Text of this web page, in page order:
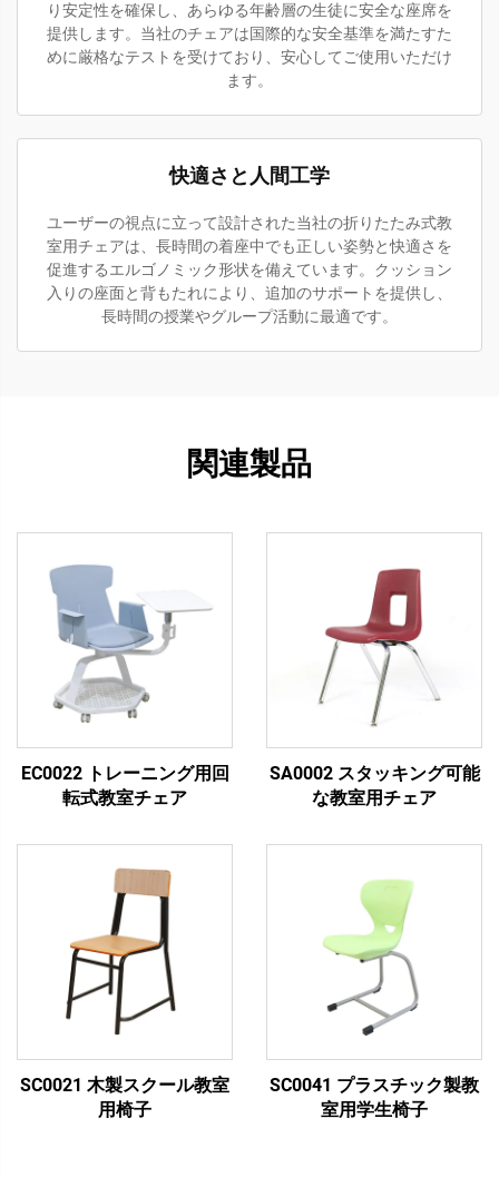
り安定性を確保し、あらゆる年齢層の生徒に安全な座席を
提供します。当社のチェアは国際的な安全基準を満たすた
めに厳格なテストを受けており、安心してご使用いただけ
ます。
快適さと人間工学
ユーザーの視点に立って設計された当社の折りたたみ式教
室用チェアは、長時間の着座中でも正しい姿勢と快適さを
促進するエルゴノミック形状を備えています。クッション
入りの座面と背もたれにより、追加のサポートを提供し、
長時間の授業やグループ活動に最適です。
関連製品
EC0022 トレーニング用回
転式教室チェア
SA0002 スタッキング可能
な教室用チェア
SC0021 木製スクール教室
用椅子
SC0041 プラスチック製教
室用学生椅子